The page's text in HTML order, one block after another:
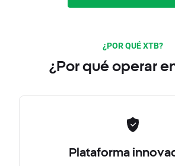
¿POR QUÉ XTB?
¿Por qué operar
Plataforma